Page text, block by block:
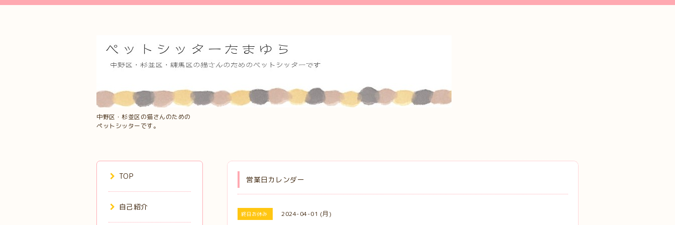
中野区・杉並区の猫さんのための
ペットシッターです。
営業日カレンダー
終日お休み 2024-04-01 (月)
TOP
自己紹介